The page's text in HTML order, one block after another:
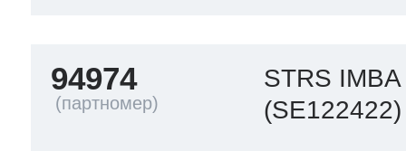
94974
STRS
(SE122422)